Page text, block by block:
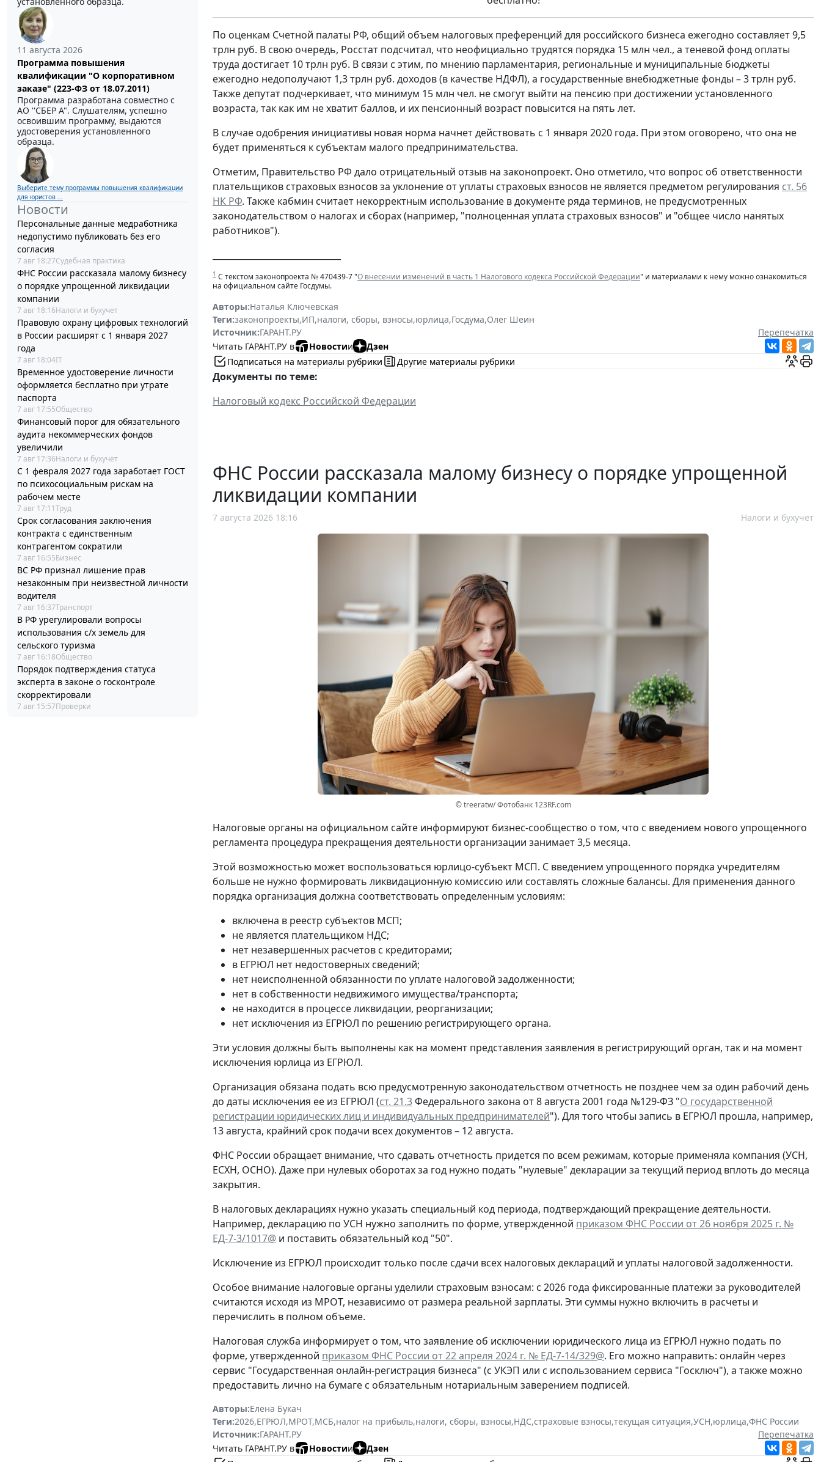
11 августа 2026
Программа повышения
квалификации "О корпоративном
заказе" (223-ФЗ от 18.07.2011)
Программа разработана совместно с
АО ''СБЕР А". Слушателям, успешно
освоившим программу, выдаются
удостоверения установленного
образца.
Выберите тему программы повышения квалификации
для юристов ...
Новости
Персональные данные медработника
недопустимо публиковать без его
согласия
7 авг 18:27Судебная практика
ФНС России рассказала малому бизнесу
о порядке упрощенной ликвидации
компании
7 авг 18:16Налоги и бухучет
Правовую охрану цифровых технологий
в России расширят с 1 января 2027
года
7 авг 18:04IT
Временное удостоверение личности
оформляется бесплатно при утрате
паспорта
7 авг 17:55Общество
Финансовый порог для обязательного
аудита некоммерческих фондов
увеличили
7 авг 17:36Налоги и бухучет
С 1 февраля 2027 года заработает ГОСТ
по психосоциальным рискам на
рабочем месте
7 авг 17:11Труд
Срок согласования заключения
контракта с единственным
контрагентом сократили
7 авг 16:55Бизнес
ВС РФ признал лишение прав
незаконным при неизвестной личности
водителя
7 авг 16:37Транспорт
В РФ урегулировали вопросы
использования с/х земель для
сельского туризма
7 авг 16:18Общество
Порядок подтверждения статуса
эксперта в законе о госконтроле
скорректировали
7 авг 15:57Проверки
По оценкам Счетной палаты РФ, общий объем налоговых преференций для российского бизнеса ежегодно составляет 9,5
трлн руб. В свою очередь, Росстат подсчитал, что неофициально трудятся порядка 15 млн чел., а теневой фонд оплаты
труда достигает 10 трлн руб. В связи с этим, по мнению парламентария, региональные и муниципальные бюджеты
ежегодно недополучают 1,3 трлн руб. доходов (в качестве НДФЛ), а государственные внебюджетные фонды – 3 трлн руб.
Также депутат подчеркивает, что минимум 15 млн чел. не смогут выйти на пенсию при достижении установленного
возраста, так как им не хватит баллов, и их пенсионный возраст повысится на пять лет.
В случае одобрения инициативы новая норма начнет действовать с 1 января 2020 года. При этом оговорено, что она не
будет применяться к субъектам малого предпринимательства.
Отметим, Правительство РФ дало отрицательный отзыв на законопроект. Оно отметило, что вопрос об ответственности
плательщиков страховых взносов за уклонение от уплаты страховых взносов не является предметом регулирования ст. 56
НК РФ. Также кабмин считает некорректным использование в документе ряда терминов, не предусмотренных
законодательством о налогах и сборах (например, "полноценная уплата страховых взносов" и "общее число нанятых
работников").
1 С текстом законопроекта № 470439-7 "О внесении изменений в часть 1 Налогового кодекса Российской Федерации" и материалами к нему можно ознакомиться
на официальном сайте Госдумы.
Авторы:Наталья Ключевская
Теги:законопроекты,ИП,налоги, сборы, взносы,юрлица,Госдума,Олег Шеин
Источник:ГАРАНТ.РУ
Перепечатка
Читать ГАРАНТ.РУ в
Новостии
Дзен
Подписаться на материалы рубрики
Другие материалы рубрики
Документы по теме:
Налоговый кодекс Российской Федерации
ФНС России рассказала малому бизнесу о порядке упрощенной
ликвидации компании
7 августа 2026 18:16 Налоги и бухучет
© treeratw/ Фотобанк 123RF.com
Налоговые органы на официальном сайте информируют бизнес-сообщество о том, что с введением нового упрощенного
регламента процедура прекращения деятельности организации занимает 3,5 месяца.
Этой возможностью может воспользоваться юрлицо-субъект МСП. С введением упрощенного порядка учредителям
больше не нужно формировать ликвидационную комиссию или составлять сложные балансы. Для применения данного
порядка организация должна соответствовать определенным условиям:
включена в реестр субъектов МСП;
не является плательщиком НДС;
нет незавершенных расчетов с кредиторами;
в ЕГРЮЛ нет недостоверных сведений;
нет неисполненной обязанности по уплате налоговой задолженности;
нет в собственности недвижимого имущества/транспорта;
не находится в процессе ликвидации, реорганизации;
нет исключения из ЕГРЮЛ по решению регистрирующего органа.
Эти условия должны быть выполнены как на момент представления заявления в регистрирующий орган, так и на момент
исключения юрлица из ЕГРЮЛ.
Организация обязана подать всю предусмотренную законодательством отчетность не позднее чем за один рабочий день
до даты исключения ее из ЕГРЮЛ (ст. 21.3Федерального закона от 8 августа 2001 года №129-ФЗ "О государственной
регистрации юридических лиц и индивидуальных предпринимателей"). Для того чтобы запись в ЕГРЮЛ прошла, например,
13 августа, крайний срок подачи всех документов – 12 августа.
ФНС России обращает внимание, что сдавать отчетность придется по всем режимам, которые применяла компания (УСН,
ЕСХН, ОСНО). Даже при нулевых оборотах за год нужно подать "нулевые" декларации за текущий период вплоть до месяца
закрытия.
В налоговых декларациях нужно указать специальный код периода, подтверждающий прекращение деятельности.
Например, декларацию по УСН нужно заполнить по форме, утвержденной приказом ФНС России от 26 ноября 2025 г. №
ЕД-7-3/1017@ и поставить обязательный код "50".
Исключение из ЕГРЮЛ происходит только после сдачи всех налоговых деклараций и уплаты налоговой задолженности.
Особое внимание налоговые органы уделили страховым взносам: с 2026 года фиксированные платежи за руководителей
считаются исходя из МРОТ, независимо от размера реальной зарплаты. Эти суммы нужно включить в расчеты и
перечислить в полном объеме.
Налоговая служба информирует о том, что заявление об исключении юридического лица из ЕГРЮЛ нужно подать по
форме, утвержденной приказом ФНС России от 22 апреля 2024 г. № ЕД-7-14/329@. Его можно направить: онлайн через
сервис "Государственная онлайн-регистрация бизнеса" (с УКЭП или с использованием сервиса "Госключ"), а также можно
предоставить лично на бумаге с обязательным нотариальным заверением подписей.
Авторы:Елена Букач
Теги:2026,ЕГРЮЛ,МРОТ,МСБ,налог на прибыль,налоги, сборы, взносы,НДС,страховые взносы,текущая ситуация,УСН,юрлица,ФНС России
Источник:ГАРАНТ.РУ
Перепечатка
Читать ГАРАНТ.РУ в
Новостии
Дзен